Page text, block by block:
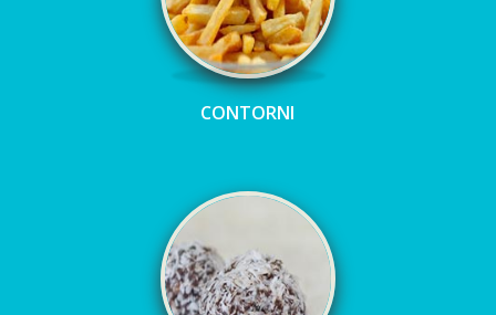
CONTORNI